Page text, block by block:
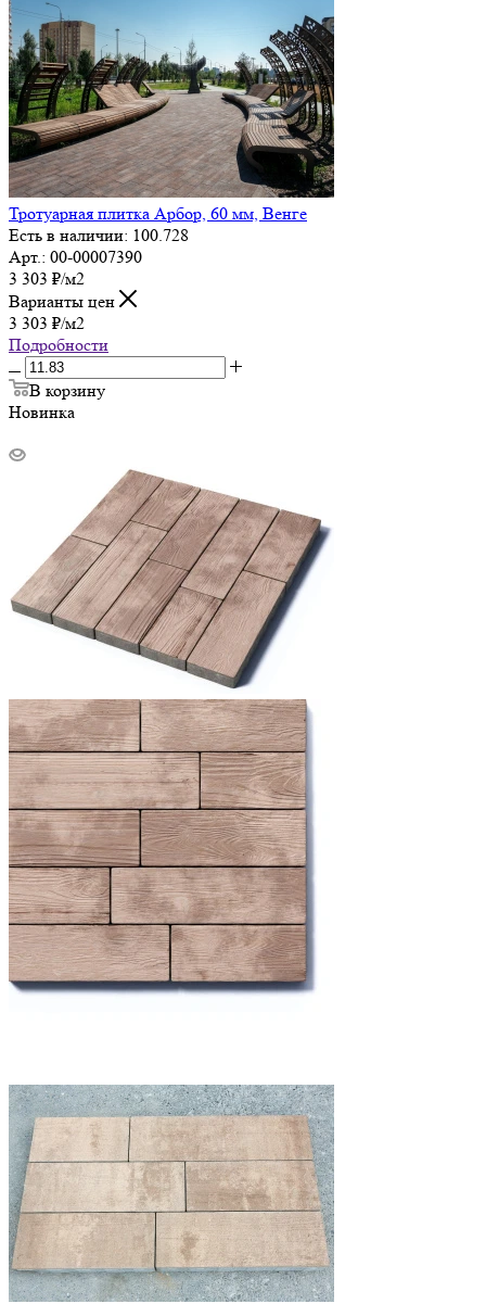
Тротуарная плитка Арбор, 60 мм, Венге
Есть в наличии: 100.728
Арт.: 00-00007390
3 303 ₽/м2
Варианты цен
3 303 ₽/м2
Подробности
В корзину
Новинка